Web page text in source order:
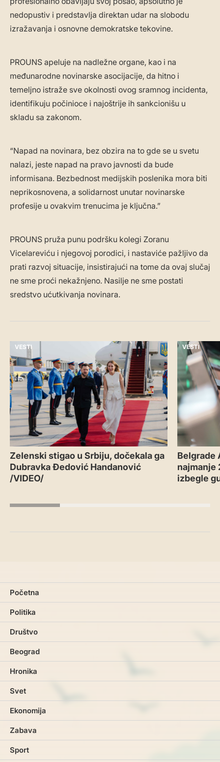
nedopustiv i predstavlja direktan udar na slobodu
izražavanja i osnovne demokratske tekovine.
PROUNS apeluje na nadležne organe, kao i na
međunarodne novinarske asocijacije, da hitno i
temeljno istraže sve okolnosti ovog sramnog incidenta,
identifikuju počinioce i najoštrije ih sankcionišu u
skladu sa zakonom.
“Napad na novinara, bez obzira na to gde se u svetu
nalazi, jeste napad na pravo javnosti da bude
informisana. Bezbednost medijskih poslenika mora biti
neprikosnovena, a solidarnost unutar novinarske
profesije u ovakvim trenucima je ključna.”
PROUNS pruža punu podršku kolegi Zoranu
Vicelareviću i njegovoj porodici, i nastaviće pažljivo da
prati razvoj situacije, insistirajući na tome da ovaj slučaj
ne sme proći nekažnjeno. Nasilje ne sme postati
sredstvo ućutkivanja novinara.
VESTI
Zelenski stigao u Srbiju, dočekala ga
Dubravka Đedović Handanović
/VIDEO/
VESTI
Belgrade
najmanje
izbegle
Početna
Politika
Društvo
Beograd
Hronika
Svet
Ekonomija
Zabava
Sport